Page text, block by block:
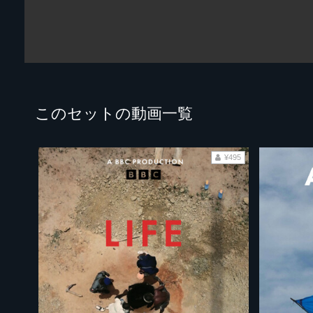
このセットの動画一覧
¥495